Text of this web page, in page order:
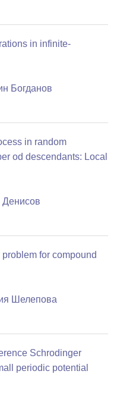
in infinite-
Богданов
in random
od descendants: Local
Денисов
for compound
Шелепова
Schrodinger
periodic potential